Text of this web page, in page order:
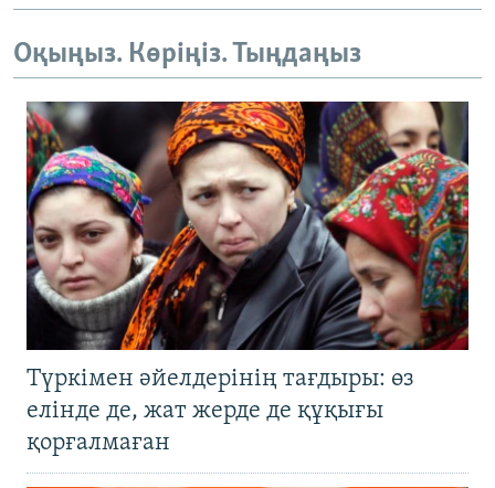
Оқыңыз. Көріңіз. Тыңдаңыз
Түркімен әйелдерінің тағдыры: өз
елінде де, жат жерде де құқығы
қорғалмаған